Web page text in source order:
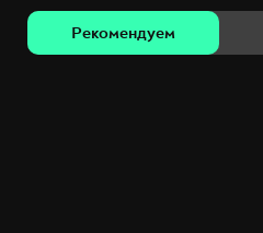
Рекомендуем